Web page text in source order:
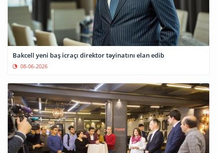
Bakcell yeni baş icraçı direktor təyinatını elan edib
08-06-2026